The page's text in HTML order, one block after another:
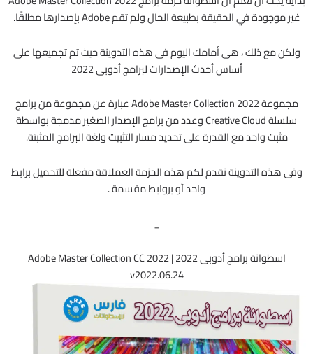
غير موجودة في الحقيقة بطبيعة الحالولم تقم Adobe بإصدارها مطلقًا.
ولكن مع ذلك ، هى أمامك اليوم فى هذه التدوينةحيث تم تجميعها على
أساس أحدث الإصدارات لبرامج أدوبى 2022
مجموعة Adobe Master Collection 2022 عبارة عن مجموعة من برامج
سلسلة Creative Cloud
وعدد من برامج الإصدار الصغير مدمجة بواسطة
مثبت واحد مع القدرة على تحديد مسار التثبيت ولغة البرامج المثبتة.
وفى هذه التدوينة نقدم لكم هذه الحزمة العملاقة مفعلة للتحميل برابط
واحد أو بروابط مقسمة .
_
اسطوانة برامج أدوبى 2022 | Adobe Master Collection CC 2022
v2022.06.24